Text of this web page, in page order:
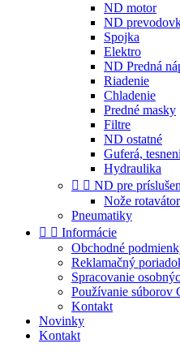
ND motor
ND
Spojka
Elektro
ND Predná
Riadenie
Chladenie
Predné masky
Filtre
ND ostatné
Guferá,
Hydraulika
  ND pre
Nože
Pneumatiky
  Informácie
Obchodné
Reklamačný
Spracovanie
Používanie súborov
Kontakt
Novinky
Kontakt